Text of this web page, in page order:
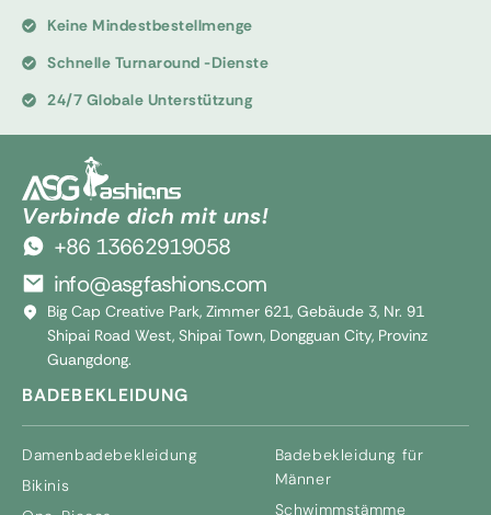
Keine Mindestbestellmenge
Schnelle Turnaround -Dienste
24/7 Globale Unterstützung
Verbinde dich mit uns!
+86 13662919058
info@asgfashions.com
Big Cap Creative Park, Zimmer 621, Gebäude 3, Nr. 91
Shipai Road West, Shipai Town, Dongguan City, Provinz
Guangdong.
BADEBEKLEIDUNG
Damenbadebekleidung
Bikinis
Badebekleidung für
Männer
Schwimmstämme